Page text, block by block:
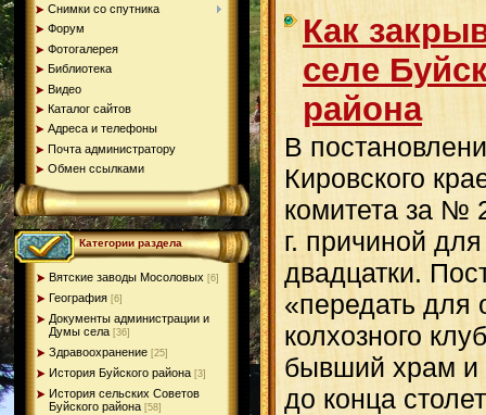
Снимки со спутника
Форум
Фотогалерея
Библиотека
Видео
Каталог сайтов
Адреса и телефоны
Почта администратору
Обмен ссылками
Категории раздела
Вятские заводы Мосоловых [6]
География [6]
Документы администрации и
Думы села [36]
Здравоохранение [25]
История Буйского района [3]
История сельских Советов
Буйского района [58]
Как
селе
района
В
Кировского
комитета за №
г. причиной
двадцатки.
«передать для
колхозного
бывший храм и
до конца